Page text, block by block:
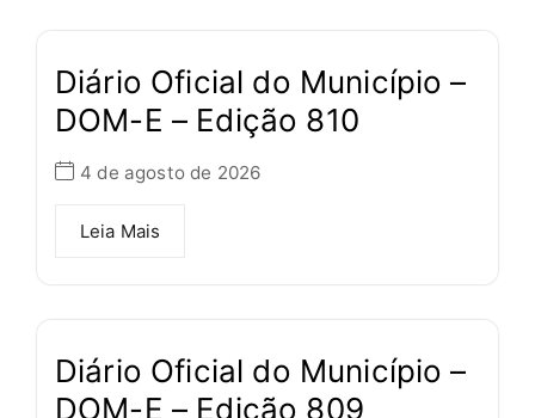
Diário Oficial do Município –
DOM-E – Edição 810
4 de agosto de 2026
Leia Mais
Diário Oficial do Município –
DOM-E – Edição 809